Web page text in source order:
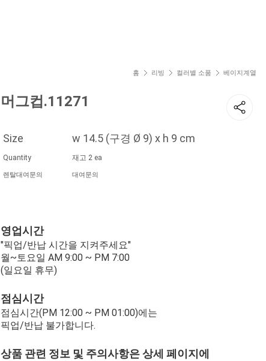
홈 리빙 컬러별 소품 베이지계열
머그컵.11271
Size w 14.5 (구경 Ø 9) x h 9 cm
Quantity 재고 2 ea
렌탈대여문의 대여문의
영업시간
"픽업/반납 시간을 지켜주세요"
월~토요일 AM 9:00 ~ PM 7:00
(일요일 휴무)
점심시간
점심시간(PM 12:00 ~ PM 01:00)에는
픽업/반납 불가합니다.
상품 관련 정보 및 주의사항은 상세 페이지에